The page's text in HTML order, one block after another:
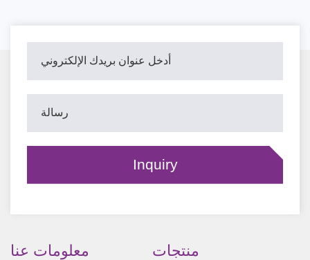
معلومات عنا منتجات